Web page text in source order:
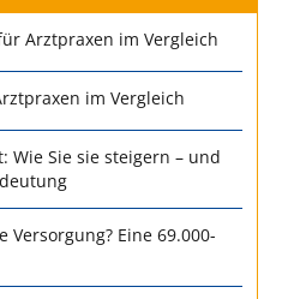
Arztpraxen im Vergleich
im Vergleich
Wie Sie sie steigern – und
Versorgung? Eine 69.000-